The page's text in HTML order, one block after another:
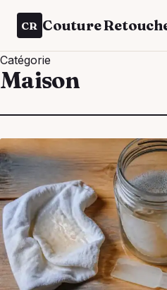
CR Couture
Catégorie
Maison